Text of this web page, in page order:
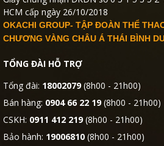
HCM cấp ngày 26/10/2018
OKACHI GROUP- TẬP ĐOÀN THỂ
CHƯƠNG VÀNG CHÂU Á THÁI BÌNH
TỔNG ĐÀI HỖ TRỢ
Tổng đài: 18002079(8h00 - 21h00)
Bán hàng: 0904 66 22 19(8h00 - 21h00)
CSKH: 0911 412 219(8h00 - 21h00)
Bảo hành: 19006810 (8h00 - 21h00)